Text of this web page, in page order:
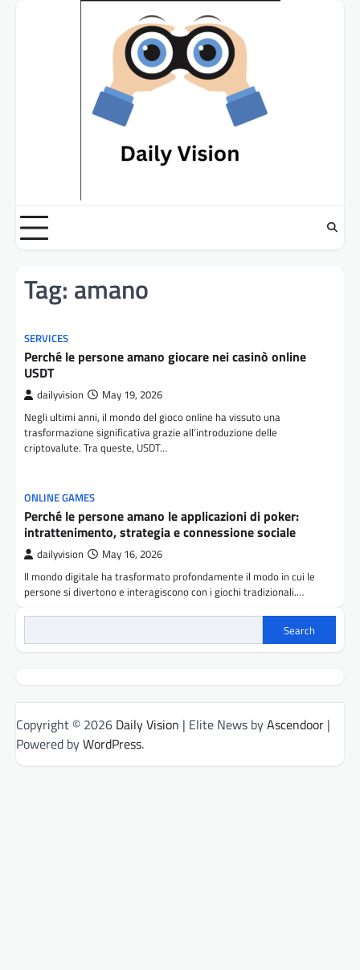
Tag: amano
SERVICES
Perché le persone amano giocare nei casinò online
USDT
dailyvision May 19, 2026
Negli ultimi anni, il mondo del gioco online ha vissuto una
trasformazione significativa grazie all’introduzione delle
criptovalute. Tra queste, USDT…
ONLINE GAMES
Perché le persone amano le applicazioni di poker:
intrattenimento, strategia e connessione sociale
dailyvision May 16, 2026
Il mondo digitale ha trasformato profondamente il modo in cui le
persone si divertono e interagiscono con i giochi tradizionali.…
Search
Copyright © 2026 Daily Vision | Elite News byAscendoor |
Powered byWordPress.